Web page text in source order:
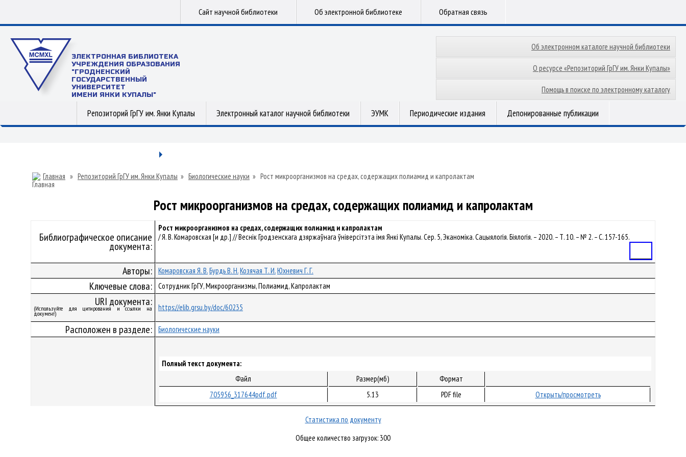
Сайт научной библиотеки Об электронной библиотеке Обратная связь
ЭЛЕКТРОННАЯ БИБЛИОТЕКА
УЧРЕЖДЕНИЯ ОБРАЗОВАНИЯ
"ГРОДНЕНСКИЙ
ГОСУДАРСТВЕННЫЙ
УНИВЕРСИТЕТ
ИМЕНИ ЯНКИ КУПАЛЫ"
Об электронном каталоге научной библиотеки
О ресурсе «Репозиторий ГрГУ им. Янки Купалы»
Помощь в поиске по электронному каталогу
Репозиторий ГрГУ им. Янки Купалы Электронный каталог научной библиотеки ЭУМК Периодические издания Депонированные публикации
Главная » Репозиторий ГрГУ им. Янки Купалы » Биологические науки » Рост микроорганизмов на средах, содержащих полиамид и капролактам
Рост микроорганизмов на средах, содержащих полиамид и капролактам
Библиографическое описание
документа:
Рост микроорганизмов на средах, содержащих полиамид и капролактам
/ Я. В. Комаровская [и др.] // Веснік Гродзенскага дзяржаўнага ўніверсітэта імя Янкі Купалы. Сер. 5, Эканоміка. Сацыялогія. Біялогія. – 2020. – Т. 10. – № 2. – С. 157-165.
Авторы: Комаровская Я. В.Бурдь В. Н.Козячая Т. И.Юхневич Г. Г.
Ключевые слова: Сотрудник ГрГУ, Микроорганизмы, Полиамид, Капролактам
URI документа:
(Используйте для цитирования и ссылки на
документ)
https://elib.grsu.by/doc/60235
Расположен в разделе: Биологические науки
Полный текст документа:
Файл
Размер(мб)
Формат
705956_317644pdf.pdf
5.13 PDF file Открыть/просмотреть
Статистика по документу
Общее количество загрузок: 300